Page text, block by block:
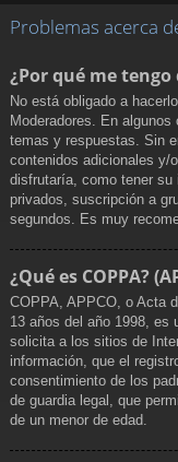
Problemas acerca
¿Por qué me
No está obligado a
Moderadores. En
temas y respuestas. Sin
contenidos adicionales y/
disfrutaría, como tener su
privados, suscripción a
segundos. Es muy
¿Qué es COPPA?
COPPA, APPCO, o Acta
13 años del año 1998, es
solicita a los sitios de
información, que el
consentimiento de los
de guardia legal, que
de un menor de edad.